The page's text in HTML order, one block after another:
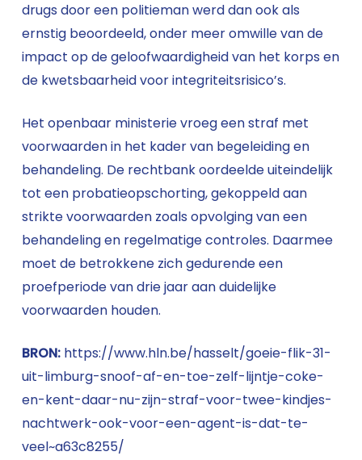
drugs door een politieman werd dan ook als
ernstig beoordeeld, onder meer omwille van de
impact op de geloofwaardigheid van het korps en
de kwetsbaarheid voor integriteitsrisico’s.
Het openbaar ministerie vroeg een straf met
voorwaarden in het kader van begeleiding en
behandeling. De rechtbank oordeelde uiteindelijk
tot een probatieopschorting, gekoppeld aan
strikte voorwaarden zoals opvolging van een
behandeling en regelmatige controles. Daarmee
moet de betrokkene zich gedurende een
proefperiode van drie jaar aan duidelijke
voorwaarden houden.
BRON: https://www.hln.be/hasselt/goeie-flik-31-
uit-limburg-snoof-af-en-toe-zelf-lijntje-coke-
en-kent-daar-nu-zijn-straf-voor-twee-kindjes-
nachtwerk-ook-voor-een-agent-is-dat-te-
veel~a63c8255/